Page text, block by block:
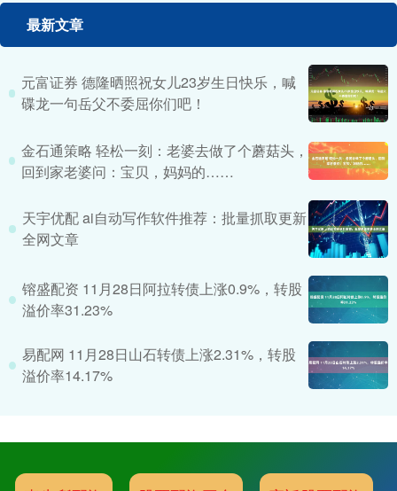
最新文章
元富证券 德隆晒照祝女儿23岁生日快乐，喊
碟龙一句岳父不委屈你们吧！
金石通策略 轻松一刻：老婆去做了个蘑菇头，
回到家老婆问：宝贝，妈妈的……
天宇优配 ai自动写作软件推荐：批量抓取更新
全网文章
镕盛配资 11月28日阿拉转债上涨0.9%，转股
溢价率31.23%
易配网 11月28日山石转债上涨2.31%，转股
溢价率14.17%